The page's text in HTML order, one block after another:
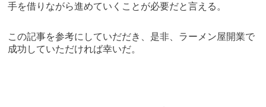
手を借りながら進めていくことが必要だと言える。
この記事を参考にしていだだき、是非、ラーメン屋開業で
成功していただければ幸いだ。